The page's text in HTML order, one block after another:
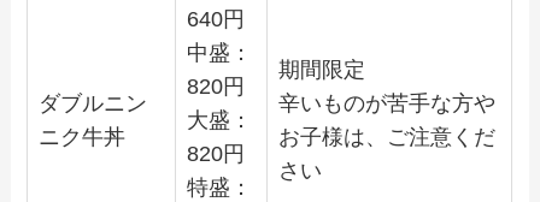
ダブルニン
ニク牛丼
640円
中盛：
820円
大盛：
820円
特盛：
期間限定
辛いものが苦手な方や
お子様は、ご注意くだ
さい